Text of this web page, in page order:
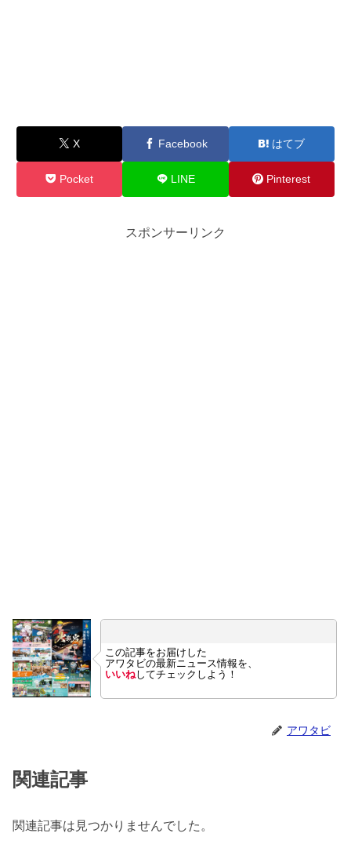
X Facebook はてブ
Pocket LINE Pinterest
スポンサーリンク
この記事をお届けした
アワタビの最新ニュース情報を、
いいねしてチェックしよう！
アワタビ
関連記事
関連記事は見つかりませんでした。